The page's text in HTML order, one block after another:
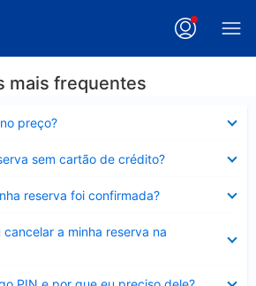
mais frequentes
preço?
sem cartão de crédito?
reserva foi confirmada?
cancelar a minha reserva na